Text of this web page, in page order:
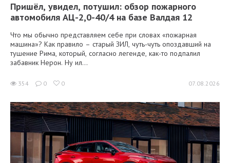
Пришёл, увидел, потушил: обзор пожарного
автомобиля АЦ-2,0-40/4 на базе Валдая 12
Что мы обычно представляем себе при словах «пожарная
машина»? Как правило – старый ЗИЛ, чуть-чуть опоздавший на
тушение Рима, который, согласно легенде, как-то подпалил
забавник Нерон. Ну ил...
354 0 0 07.08.2026